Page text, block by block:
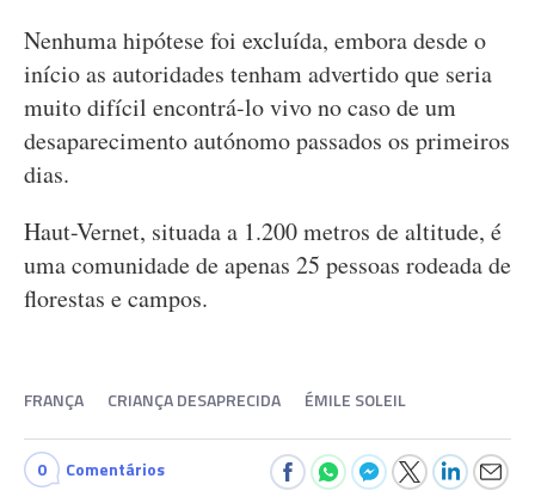
Nenhuma hipótese foi excluída, embora desde o
início as autoridades tenham advertido que seria
muito difícil encontrá-lo vivo no caso de um
desaparecimento autónomo passados os primeiros
dias.
Haut-Vernet, situada a 1.200 metros de altitude, é
uma comunidade de apenas 25 pessoas rodeada de
florestas e campos.
FRANÇA CRIANÇA DESAPRECIDA ÉMILE SOLEIL
0 Comentários